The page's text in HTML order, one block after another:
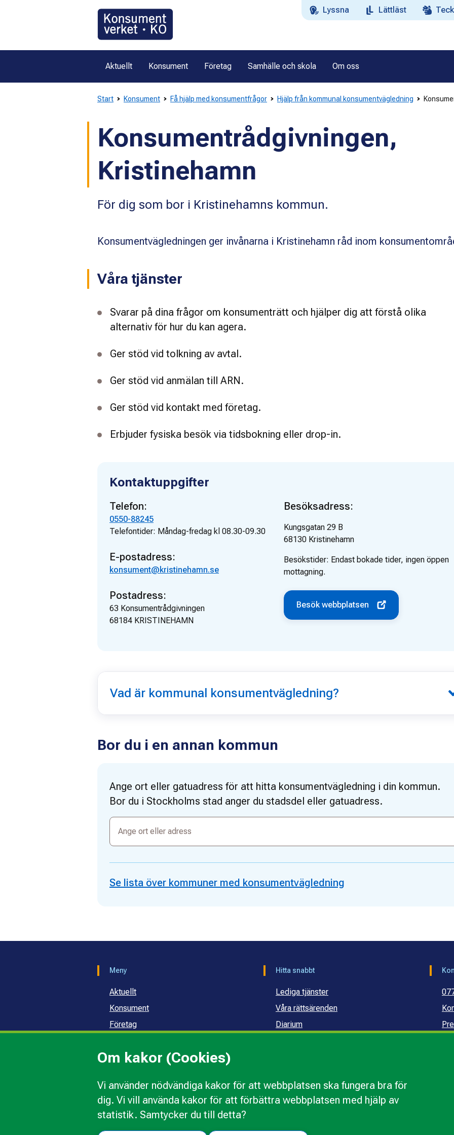
Om kakor (Cookies)
Vi använder nödvändiga kakor för att webbplatsen ska fungera bra för
dig. Vi vill använda kakor för att förbättra webbplatsen med hjälp av
statistik. Samtycker du till detta?
Lyssna Lättläst
Aktuellt Konsument Företag Samhälle och skola Om oss
Start Konsument Få hjälp med konsumentfrågor Hjälp från kommunal konsumentvägledning
Konsumentrådgivningen,
Kristinehamn
För dig som bor i Kristinehamns kommun.
Konsumentvägledningen ger invånarna i Kristinehamn råd inom
Våra tjänster
Svarar på dina frågor om konsumenträtt och hjälper dig att förstå olika
alternativ för hur du kan agera.
Ger stöd vid tolkning av avtal.
Ger stöd vid anmälan till ARN.
Ger stöd vid kontakt med företag.
Erbjuder fysiska besök via tidsbokning eller drop-in.
Kontaktuppgifter
Telefon:
0550-88245
Telefontider: Måndag-fredag kl 08.30-09.30
E-postadress:
konsument@kristinehamn.se
Postadress:
63 Konsumentrådgivningen
68184 KRISTINEHAMN
Besöksadress:
Kungsgatan 29 B
68130 Kristinehamn
Besökstider: Endast bokade tider, ingen öppen
mottagning.
Besök webbplatsen
Vad är kommunal konsumentvägledning?
Bor du i en annan kommun
Ange ort eller gatuadress för att hitta konsumentvägledning i din kommun.
Bor du i Stockholms stad anger du stadsdel eller gatuadress.
Ange
eller
adress
Se lista över kommuner med konsumentvägledning
Meny
Aktuellt
Konsument
Företag
Om oss
Hitta snabbt
Lediga tjänster
Våra rättsärenden
Diarium
Kakor Behandling av personuppgifter
Följ oss i sociala medier